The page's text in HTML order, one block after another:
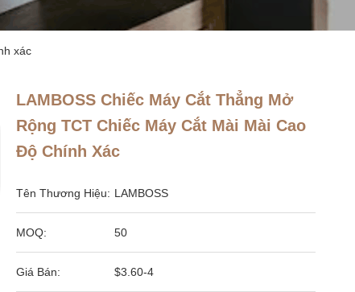
xác
LAMBOSS Chiếc Máy Cắt Thẳng Mở
Rộng TCT Chiếc Máy Cắt Mài Mài Cao
Độ Chính Xác
Tên Thương Hiệu: LAMBOSS
MOQ: 50
Giá Bán: $3.60-4